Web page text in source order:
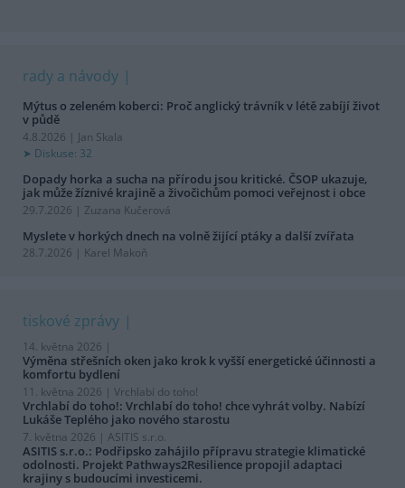
rady a návody
Mýtus o zeleném koberci: Proč anglický trávník v létě zabíjí život
v půdě
4.8.2026 | Jan Skala
Diskuse: 32
Dopady horka a sucha na přírodu jsou kritické. ČSOP ukazuje,
jak může žíznivé krajině a živočichům pomoci veřejnost i obce
29.7.2026 | Zuzana Kučerová
Myslete v horkých dnech na volně žijící ptáky a další zvířata
28.7.2026 | Karel Makoň
tiskové zprávy
14. května 2026 |
Výměna střešních oken jako krok k vyšší energetické účinnosti a
komfortu bydlení
11. května 2026 | Vrchlabí do toho!
Vrchlabí do toho!: Vrchlabí do toho! chce vyhrát volby. Nabízí
Lukáše Teplého jako nového starostu
7. května 2026 | ASITIS s.r.o.
ASITIS s.r.o.: Podřipsko zahájilo přípravu strategie klimatické
odolnosti. Projekt Pathways2Resilience propojil adaptaci
krajiny s budoucími investicemi.